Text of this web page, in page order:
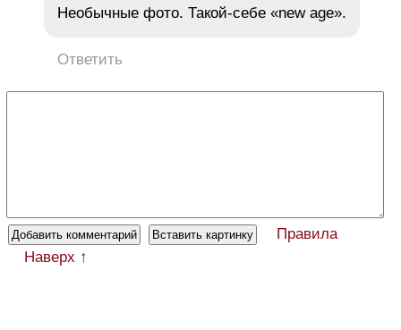
Необычные фото. Такой-себе «new age».
Ответить
Правила
Наверх ↑